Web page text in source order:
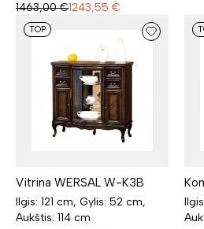
1463,00 €1243,55 €
TOP
Vitrina WERSAL W-K3B
Ilgis: 121 cm, Gylis: 52 cm,
Aukštis: 114 cm